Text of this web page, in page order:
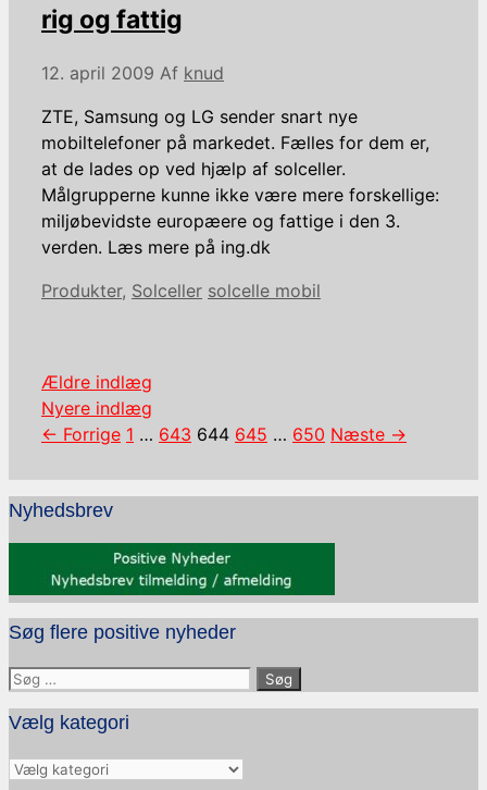
rig og fattig
12. april 2009 Af knud
ZTE, Samsung og LG sender snart nye
mobiltelefoner på markedet. Fælles for dem er,
at de lades op ved hjælp af solceller.
Målgrupperne kunne ikke være mere forskellige:
miljøbevidste europæere og fattige i den 3.
verden. Læs mere på ing.dk
Kategorier
Produkter, Solceller Tags
solcelle mobil
Ældre indlæg
Nyere indlæg
← Forrige Side
1 … Side
643 Side
644 Side
645 … Side
650 Næste →
Nyhedsbrev
Søg flere positive nyheder
Søg
efter:
Vælg kategori
Vælg